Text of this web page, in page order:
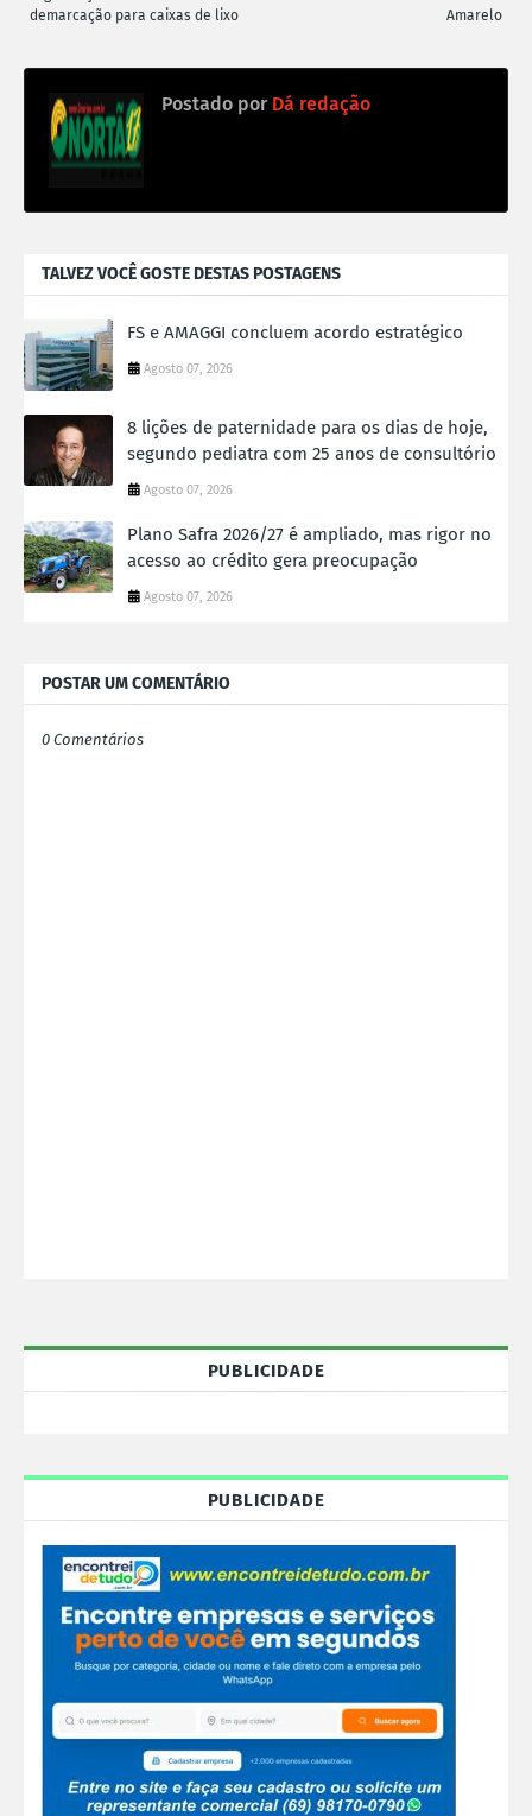
Amarelo
demarcação para caixas de lixo
Postado por Dá redação
TALVEZ VOCÊ GOSTE DESTAS POSTAGENS
FS e AMAGGI concluem acordo estratégico
Agosto 07, 2026
8 lições de paternidade para os dias de hoje,
segundo pediatra com 25 anos de consultório
Agosto 07, 2026
Plano Safra 2026/27 é ampliado, mas rigor no
acesso ao crédito gera preocupação
Agosto 07, 2026
POSTAR UM COMENTÁRIO
0 Comentários
PUBLICIDADE
PUBLICIDADE